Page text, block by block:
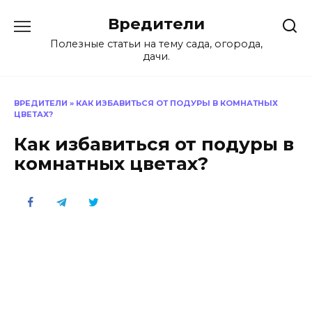
содержанию
Вредители
Полезные статьи на тему сада, огорода,
дачи.
ВРЕДИТЕЛИ » КАК ИЗБАВИТЬСЯ ОТ ПОДУРЫ В КОМНАТНЫХ
ЦВЕТАХ?
Как избавиться от подуры в
комнатных цветах?